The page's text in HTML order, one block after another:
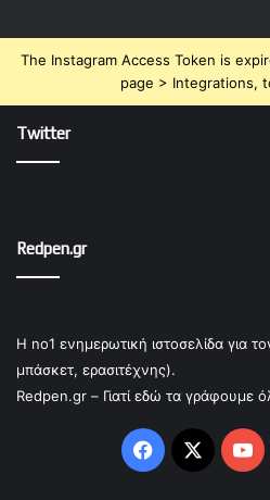
The Instagram Access Token is
page > Integrations,
Twitter
Redpen.gr
Η no1 ενημερωτική ιστοσελίδα για
μπάσκετ, ερασιτέχνης).
Redpen.gr – Γιατί εδώ τα γράφουμε
Facebook
X